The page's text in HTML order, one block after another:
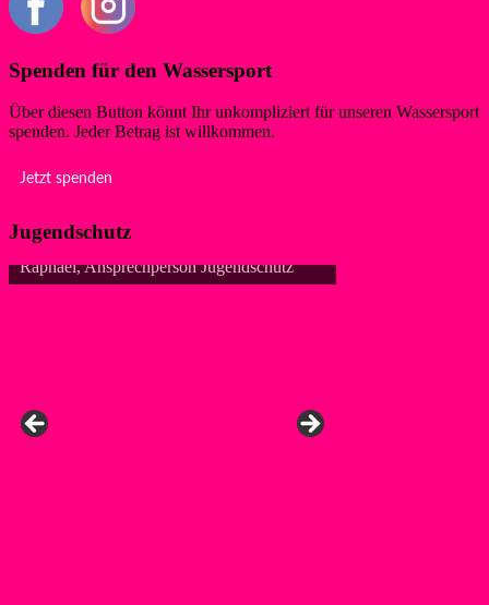
Spenden für den Wassersport
Über diesen Button könnt Ihr unkompliziert für unseren Wassersport
spenden. Jeder Betrag ist willkommen.
Jetzt spenden
Jugendschutz
Raphael, Ansprechperson Jugendschutz